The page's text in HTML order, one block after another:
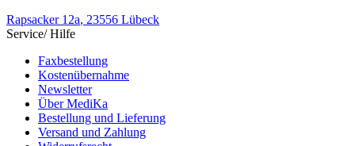
Rapsacker 12a, 23556 Lübeck
Service/ Hilfe
Faxbestellung
Kostenübernahme
Newsletter
Über MediKa
Bestellung und Lieferung
Versand und Zahlung